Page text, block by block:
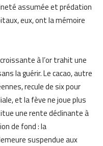
assumée et prédation
eux, ont la mémoire
à l’or trahit une
la guérir. Le cacao, autre
recule de six pour
et la fève ne joue plus
une rente déclinante à
de fond : la
suspendue aux